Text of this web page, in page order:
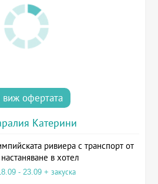
виж офертата
Катерини
ривиера с транспорт от
в хотел
- 23.09 + закуска